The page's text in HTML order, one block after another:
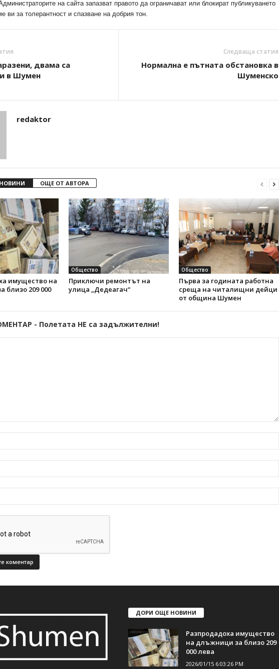
на сайта запазват правото да ограничават или блокират публикуването
ви за толерантност и спазване на добрия тон.
двама са
в Шумен
Следваща статия
Нормална е пътната обстановка в
Шуменско
redaktor
ОЩЕ ОТ АВТОРА
имущество на
близо 209 000
Общество
Приключи ремонтът на
улица „Дедеагач“
Общество
Първа за годината работна
среща на читалищни дейци
от община Шумен
- Полетата НЕ са задължителни!
ДОРИ ОЩЕ НОВИНИ
Разпродадоха имущество
на длъжници за близо 209
000 лева
2026/01/15 6:03:26 PM